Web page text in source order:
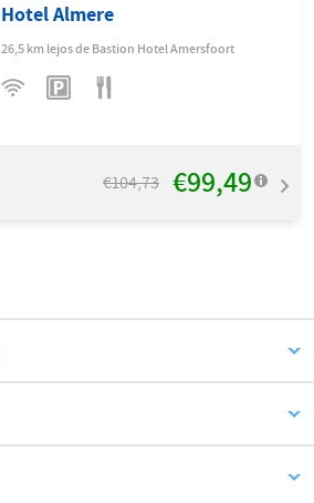
Hotel Almere
26,5 km lejos de Bastion Hotel Amersfoort
€104,73 €99,49